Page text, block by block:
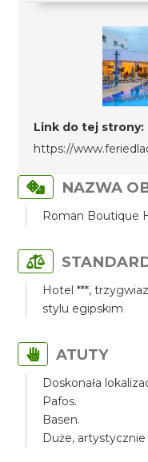
Link do tej strony:
https://
NAZWA
Roman Boutique
Hotel ***,
stylu egipskim
ATUTY
Doskonała
Pafos.
Basen.
Duże,